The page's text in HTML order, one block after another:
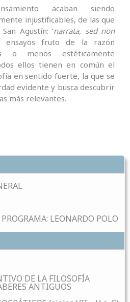
LEONARDO POLO
DE LA FILOSOFÍA
ANTIGUOS
acaban siendo
injustificables, de las que
Agustín: ‘narrata, sed non
ensayos fruto de la razón
o menos estéticamente
ellos tienen en común el
en sentido fuerte, la que se
evidente y busca descubrir
más relevantes.